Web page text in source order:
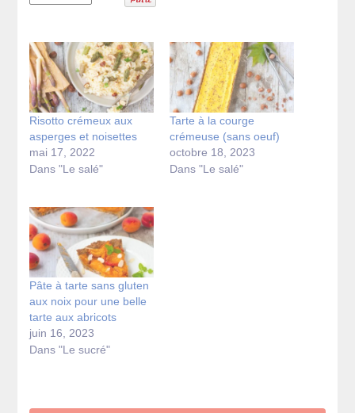
Risotto crémeux aux
asperges et noisettes
mai 17, 2022
Dans "Le salé"
Tarte à la courge
crémeuse (sans oeuf)
octobre 18, 2023
Dans "Le salé"
Pâte à tarte sans gluten
aux noix pour une belle
tarte aux abricots
juin 16, 2023
Dans "Le sucré"